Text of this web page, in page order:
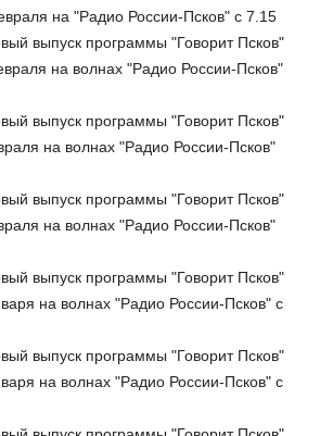
на "Радио России-Псков" с 7.15
выпуск программы "Говорит Псков"
на волнах "Радио России-Псков"
выпуск программы "Говорит Псков"
на волнах "Радио России-Псков"
выпуск программы "Говорит Псков"
на волнах "Радио России-Псков"
выпуск программы "Говорит Псков"
на волнах "Радио России-Псков" с
выпуск программы "Говорит Псков"
на волнах "Радио России-Псков" с